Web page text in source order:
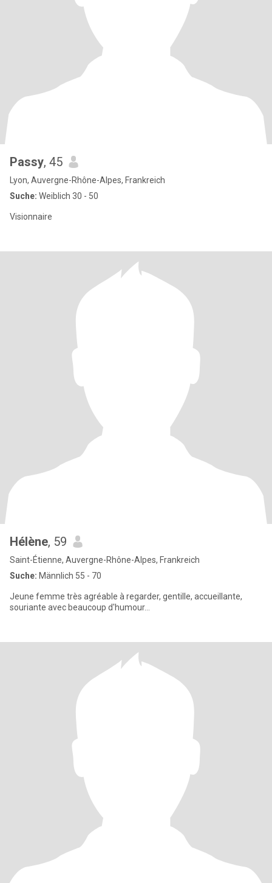
Passy, 45
Lyon, Auvergne-Rhône-Alpes, Frankreich
Suche: Weiblich 30 - 50
Visionnaire
Hélène, 59
Saint-Étienne, Auvergne-Rhône-Alpes, Frankreich
Suche: Männlich 55 - 70
Jeune femme très agréable à regarder, gentille, accueillante,
souriante avec beaucoup d'humour...